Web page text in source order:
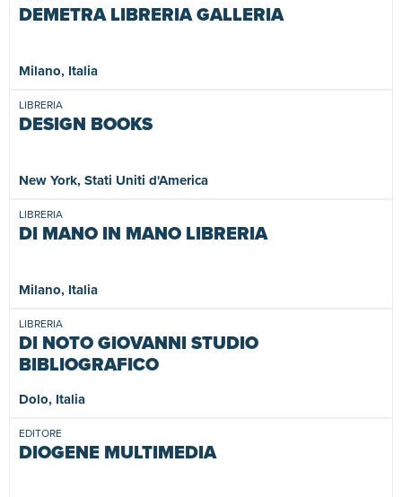
DEMETRA LIBRERIA GALLERIA
Milano, Italia
DESIGN BOOKS
LIBRERIA
New York, Stati Uniti d'America
DI MANO IN MANO LIBRERIA
LIBRERIA
Milano, Italia
DI NOTO GIOVANNI STUDIO
BIBLIOGRAFICO
LIBRERIA
Dolo, Italia
DIOGENE MULTIMEDIA
EDITORE